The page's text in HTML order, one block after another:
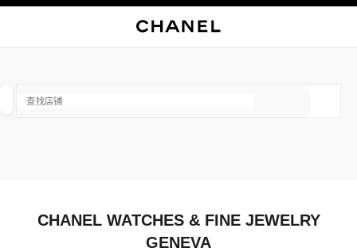
关闭精品店卡片 CHANEL WATCHES & FINE JEWELRY GENEVA
CHANEL WATCHES & FINE JEWELRY
GENEVA